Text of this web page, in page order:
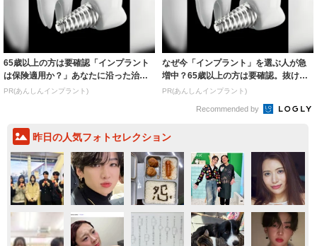
65歳以上の方は要確認「インプラント
は保険適用か？」あなたに沿った治療
法や費用を...
PR(あんしんインプラント)
なぜ今「インプラント」を選ぶ人が急
増中？65歳以上の方は要確認。抜けた
歯の放置は...
PR(あんしんインプラント)
Recommended by
昨日の人気フォトセレクション